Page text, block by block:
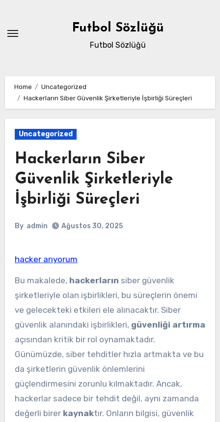
content
Futbol Sözlüğü
Futbol Sözlüğü
Home
Uncategorized
Hackerların Siber Güvenlik Şirketleriyle İşbirliği Süreçleri
Uncategorized
Hackerların Siber
Güvenlik Şirketleriyle
İşbirliği Süreçleri
By admin Ağustos 30, 2025
hacker arıyorum
Bu makalede, hackerların siber güvenlik
şirketleriyle olan işbirlikleri, bu süreçlerin önemi
ve gelecekteki etkileri ele alınacaktır. Siber
güvenlik alanındaki işbirlikleri, güvenliği artırma
açısından kritik bir rol oynamaktadır.
Günümüzde, siber tehditler hızla artmakta ve bu
da şirketlerin güvenlik önlemlerini
güçlendirmesini zorunlu kılmaktadır. Ancak,
hackerlar sadece bir tehdit değil, aynı zamanda
değerli birer kaynaktır. Onların bilgisi, güvenlik